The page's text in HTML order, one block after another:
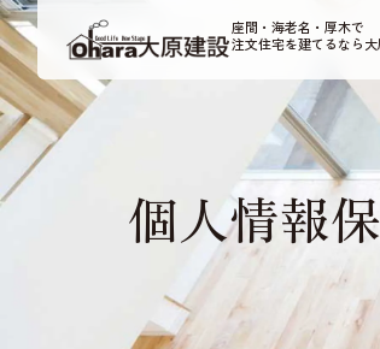
座間・海老名・厚木で
注文住宅を建てるなら
個人情報